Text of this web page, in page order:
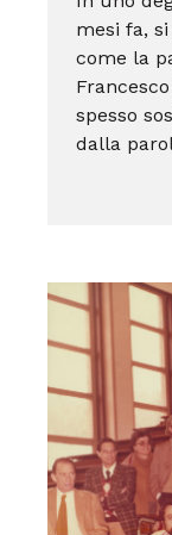
mesi fa,
come la
spesso
dalla